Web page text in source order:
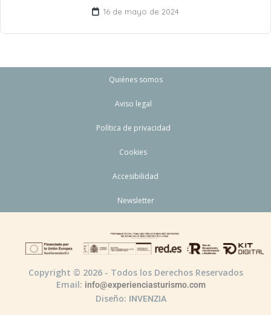
16 de mayo de 2024
Quiénes somos
Aviso legal
Política de privacidad
Cookies
Accesibilidad
Newsletter
Copyright © 2026 - Todos los Derechos Reservados
Email: info@experienciasturismo.com
Diseño: INVENZIA